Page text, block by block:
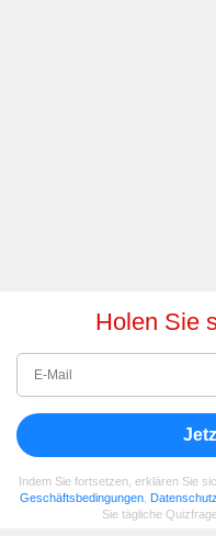
Holen Sie
Indem Sie fortsetzen, erklären Sie
Geschäftsbedingungen
Sie tägliche